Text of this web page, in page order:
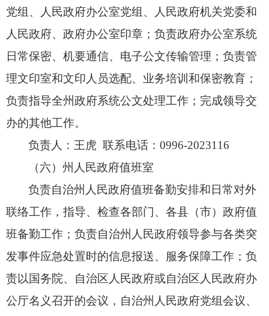
党组、
人民政府办公室党组、
人民政府机关党委和
人民政府、 政府办公室印章； 负责政府办公室系统
日常保密、 机要通信、 电子公文传输管理； 负责管
理文印室和文印人员选配、 业务培训和保密教育；
负责指导全州政府系统公文处理工作； 完成领导交
办的其他工作。
负责人：王虎 联系电话：0996-2023116
（六）州人民政府值班室
负责自治州人民政府值班备勤安排和日常对外
联络工作， 指导、 检查各部门、 各县（市）政府值
班备勤工作； 负责自治州人民政府领导参与各类突
发事件应急处置时的信息报送、 服务保障工作； 负
责以国务院、 自治区人民政府或自治区人民政府办
公厅名义召开的会议， 自治州人民政府党组会议、